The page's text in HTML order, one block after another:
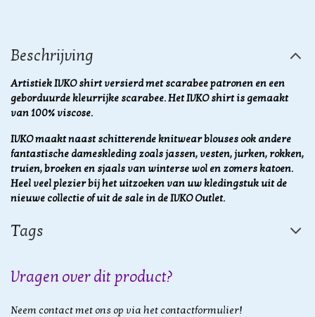
Beschrijving
Artistiek IVKO shirt versierd met scarabee patronen en een
geborduurde kleurrijke scarabee. Het IVKO shirt is gemaakt
van 100% viscose.
IVKO maakt naast schitterende knitwear blouses ook andere
fantastische dameskleding zoals jassen, vesten, jurken, rokken,
truien, broeken en sjaals van winterse wol en zomers katoen.
Heel veel plezier bij het uitzoeken van uw kledingstuk uit de
nieuwe collectie of uit de sale in de IVKO Outlet.
Tags
Vragen over dit product?
Neem contact met ons op via het contactformulier!